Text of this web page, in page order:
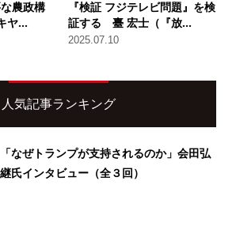
農政構
ヤ...
『検証 フジテレビ問題』を検
証する 臺 宏士（『放...
2025.07.10
人気記事ランキング
「なぜトランプが支持されるのか」会田弘
継氏インタビュー（全３回）